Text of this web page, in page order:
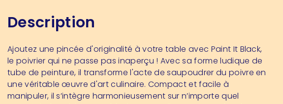
Description
Ajoutez une pincée d'originalité à votre table avec Paint It Black,
le poivrier qui ne passe pas inaperçu ! Avec sa forme ludique de
tube de peinture, il transforme l'acte de saupoudrer du poivre en
une véritable œuvre d'art culinaire. Compact et facile à
manipuler, il s’intègre harmonieusement sur n’importe quel